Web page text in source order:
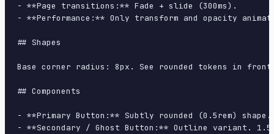
- **Page transitions:** Fade + slide (300ms).
- **Performance:** Only transform and opacity
## Shapes
Base corner radius: 8px. See rounded tokens in
## Components
- **Primary Button:** Subtly rounded (0.5rem)
- **Secondary / Ghost Button:** Outline variant.